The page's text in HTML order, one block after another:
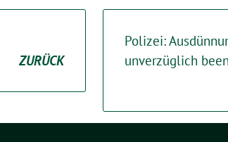
ZURÜCK
Polizei:
unverzüglich